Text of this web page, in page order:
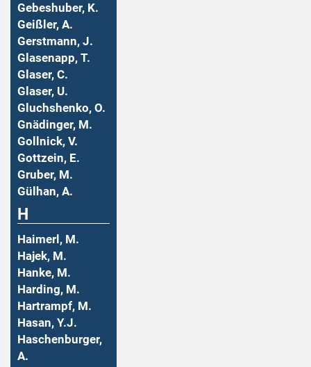
Gebeshuber, K.
Geißler, A.
Gerstmann, J.
Glasenapp, T.
Glaser, C.
Glaser, U.
Gluchshenko, O.
Gnädinger, M.
Gollnick, V.
Gottzein, E.
Gruber, M.
Gülhan, A.
H
Haimerl, M.
Hajek, M.
Hanke, M.
Harding, M.
Hartrampf, M.
Hasan, Y.J.
Haschenburger,
A.